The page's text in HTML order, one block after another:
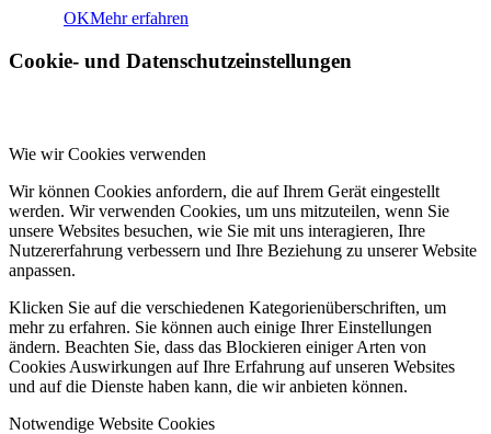
AKTIONEN
MARTINSUMZUG
BLÜHPATENSCHAFT
OKMehr erfahren
Cookie- und Datenschutzeinstellungen
Wie wir Cookies verwenden
Wir können Cookies anfordern, die auf Ihrem Gerät eingestellt
werden. Wir verwenden Cookies, um uns mitzuteilen, wenn Sie
unsere Websites besuchen, wie Sie mit uns interagieren, Ihre
Nutzererfahrung verbessern und Ihre Beziehung zu unserer Website
anpassen.
Klicken Sie auf die verschiedenen Kategorienüberschriften, um
mehr zu erfahren. Sie können auch einige Ihrer Einstellungen
ändern. Beachten Sie, dass das Blockieren einiger Arten von
Cookies Auswirkungen auf Ihre Erfahrung auf unseren Websites
und auf die Dienste haben kann, die wir anbieten können.
Notwendige Website Cookies